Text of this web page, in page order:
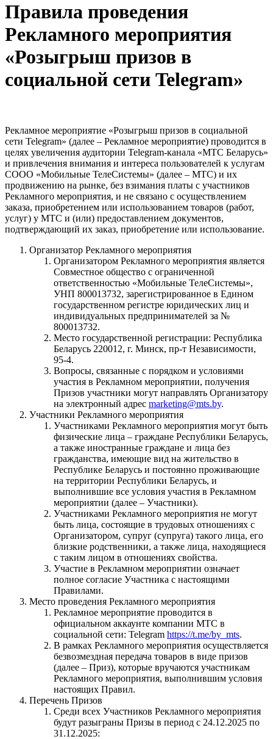
Правила проведения
Рекламного мероприятия
«Розыгрыш призов в
социальной сети Telegram»
Рекламное мероприятие «Розыгрыш призов в социальной
сети Telegram» (далее – Рекламное мероприятие) проводится в
целях увеличения аудитории Telegram-канала «МТС Беларусь»
и привлечения внимания и интереса пользователей к услугам
СООО «Мобильные ТелеСистемы» (далее – МТС) и их
продвижению на рынке, без взимания платы с участников
Рекламного мероприятия, и не связано с осуществлением
заказа, приобретением или использованием товаров (работ,
услуг) у МТС и (или) предоставлением документов,
подтверждающий их заказ, приобретение или использование.
Организатор Рекламного мероприятия
Организатором Рекламного мероприятия является
Совместное общество с ограниченной
ответственностью «Мобильные ТелеСистемы»,
УНП 800013732, зарегистрированное в Едином
государственном регистре юридических лиц и
индивидуальных предпринимателей за №
800013732.
Место государственной регистрации: Республика
Беларусь 220012, г. Минск, пр-т Независимости,
95-4.
Вопросы, связанные с порядком и условиями
участия в Рекламном мероприятии, получения
Призов участники могут направлять Организатору
на электронный адрес marketing@mts.by.
Участники Рекламного мероприятия
Участниками Рекламного мероприятия могут быть
физические лица – граждане Республики Беларусь,
а также иностранные граждане и лица без
гражданства, имеющие вид на жительство в
Республике Беларусь и постоянно проживающие
на территории Республики Беларусь, и
выполнившие все условия участия в Рекламном
мероприятии (далее – Участники).
Участниками Рекламного мероприятия не могут
быть лица, состоящие в трудовых отношениях с
Организатором, супруг (супруга) такого лица, его
близкие родственники, а также лица, находящиеся
с таким лицом в отношениях свойства.
Участие в Рекламном мероприятии означает
полное согласие Участника с настоящими
Правилами.
Место проведения Рекламного мероприятия
Рекламное мероприятие проводится в
официальном аккаунте компании МТС в
социальной сети: Telegram https://t.me/by_mts.
В рамках Рекламного мероприятия осуществляется
безвозмездная передача товаров в виде призов
(далее – Приз), которые вручаются участникам
Рекламного мероприятия, выполнившим условия
настоящих Правил.
Перечень Призов
Среди всех Участников Рекламного мероприятия
будут разыграны Призы в период с 24.12.2025 по
31.12.2025: